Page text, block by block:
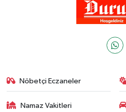
Nöbetçi Eczaneler
Namaz Vakitleri